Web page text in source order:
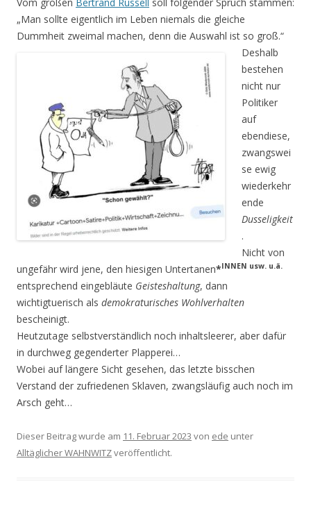
„Man sollte eigentlich im Leben niemals die gleiche
Dummheit zweimal machen, denn die Auswahl ist so groß.“
Deshalb
bestehen
nicht nur
Politiker
auf
ebendiese,
zwangswei
se ewig
wiederkehr
ende
Dusseligkeit
.
Nicht von
ungefähr wird jene, den hiesigen Untertanen*INNEN usw. u.ä.
entsprechend eingebläute Geisteshaltung, dann
wichtigtuerisch als demokraturisches Wohlverhalten
bescheinigt.
Heutzutage selbstverständlich noch inhaltsleerer, aber dafür
in durchweg gegenderter Plapperei…
Wobei auf längere Sicht gesehen, das letzte bisschen
Verstand der zufriedenen Sklaven, zwangsläufig auch noch im
Arsch geht…
Dieser Beitrag wurde am 11. Februar 2023 von ede unter
Alltäglicher WAHNWITZveröffentlicht.